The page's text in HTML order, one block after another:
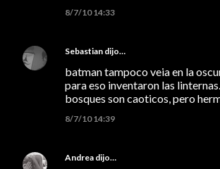
8/7/10 14:33
Sebastian dijo…
batman tampoco veia en la
para eso inventaron las
bosques son caoticos, pero
8/7/10 14:39
Andrea dijo…